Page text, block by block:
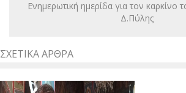
Eνημερωτική ημερίδα για τον
Δ.Πύλης
ΣΧΕΤΙΚΆ ΆΡΘΡΑ